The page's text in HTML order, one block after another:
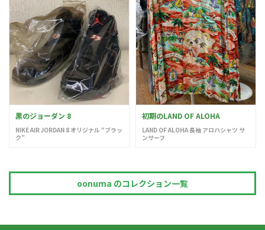
黒のジョーダン 8
NIKE AIR JORDAN 8 オリジナル “ブラッ
ク”
初期のLAND OF ALOHA
LAND OF ALOHA 長袖 アロハシャツ サ
ンサーフ
oonuma のコレクション一覧